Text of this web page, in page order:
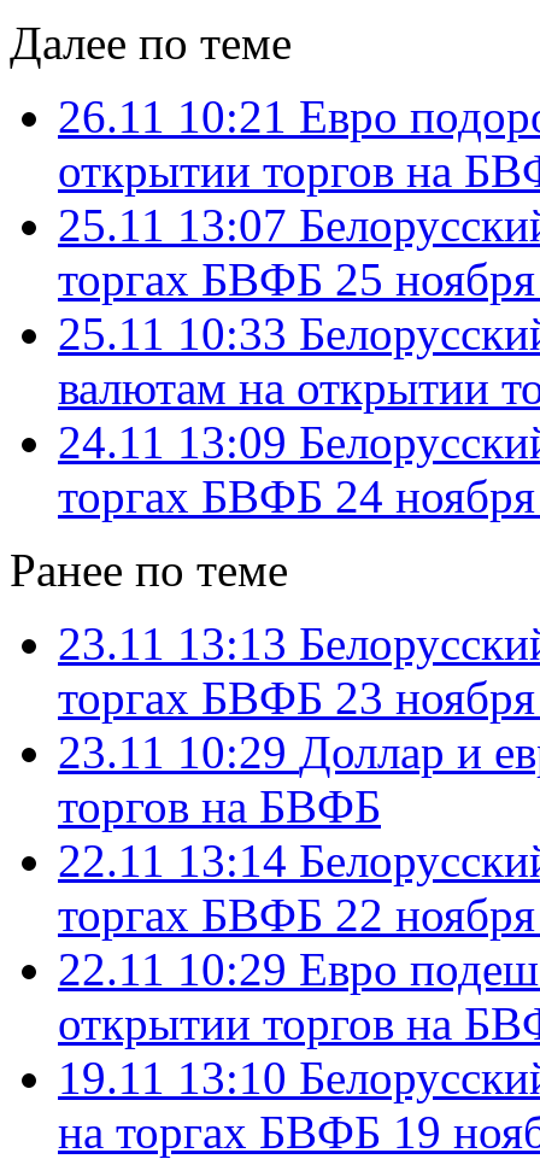
Далее по теме
26.11 10:21 Евро
открытии торгов на
25.11 13:07
торгах БВФБ 25
25.11 10:33
валютам на открытии
24.11 13:09
торгах БВФБ 24
Ранее по теме
23.11 13:13
торгах БВФБ 23
23.11 10:29 Доллар и
торгов на БВФБ
22.11 13:14
торгах БВФБ 22
22.11 10:29 Евро
открытии торгов на
19.11 13:10
на торгах БВФБ 19